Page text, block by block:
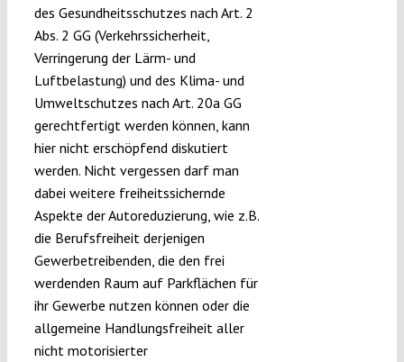
des Gesundheitsschutzes nach Art. 2
Abs. 2 GG (Verkehrssicherheit,
Verringerung der Lärm- und
Luftbelastung) und des Klima- und
Umweltschutzes nach Art. 20a GG
gerechtfertigt werden können, kann
hier nicht erschöpfend diskutiert
werden. Nicht vergessen darf man
dabei weitere freiheitssichernde
Aspekte der Autoreduzierung, wie z.B.
die Berufsfreiheit derjenigen
Gewerbetreibenden, die den frei
werdenden Raum auf Parkflächen für
ihr Gewerbe nutzen können oder die
allgemeine Handlungsfreiheit aller
nicht motorisierter